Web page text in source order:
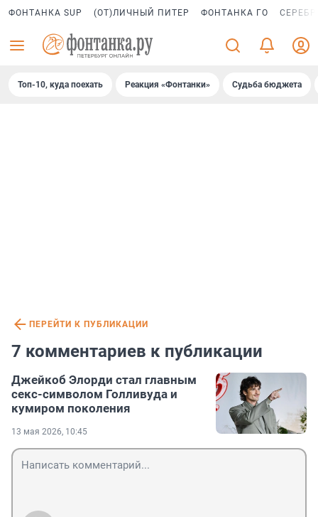
ФОНТАНКА SUP (ОТ)ЛИЧНЫЙ ПИТЕР ФОНТАНКА ГО
Топ-10, куда поехать Реакция «Фонтанки» Судьба бюджета
ПЕРЕЙТИ К ПУБЛИКАЦИИ
7 комментариев к публикации
Джейкоб Элорди стал главным
секс-символом Голливуда и
кумиром поколения
13 мая 2026, 10:45